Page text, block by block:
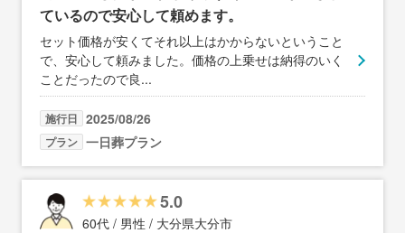
ているので安心して頼めます。
セット価格が安くてそれ以上はかからないということ
で、安心して頼みました。価格の上乗せは納得のいく
ことだったので良...
施行日 2025/08/26
プラン 一日葬プラン
5.0
60代 / 男性 / 大分県大分市